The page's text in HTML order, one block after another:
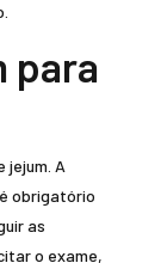
para
jejum. A
obrigatório
as
o exame,